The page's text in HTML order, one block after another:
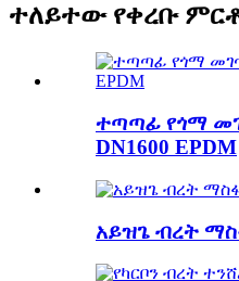
ተለይተው የቀረቡ
ተጣጣፊ የጎማ
DN1600 EPDM
አይዝጌ ብረት